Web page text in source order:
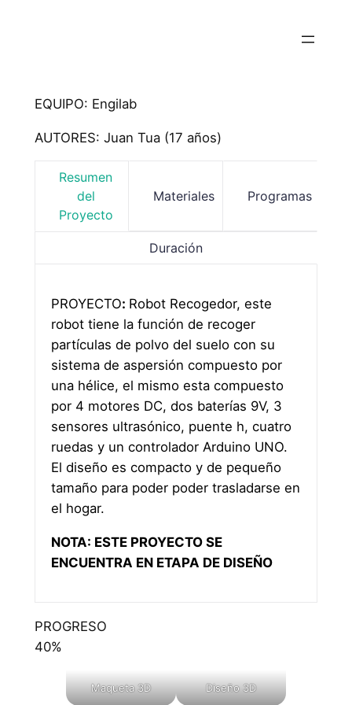
EQUIPO: Engilab
AUTORES: Juan Tua (17 años)
Resumen
del
Proyecto
Materiales Programas
Duración
PROYECTO: Robot Recogedor, este
robot tiene la función de recoger
partículas de polvo del suelo con su
sistema de aspersión compuesto por
una hélice, el mismo esta compuesto
por 4 motores DC, dos baterías 9V, 3
sensores ultrasónico, puente h, cuatro
ruedas y un controlador Arduino UNO.
El diseño es compacto y de pequeño
tamaño para poder poder trasladarse en
el hogar.
NOTA: ESTE PROYECTO SE
ENCUENTRA EN ETAPA DE DISEÑO
PROGRESO
40%
Maqueta 3D Diseño 3D